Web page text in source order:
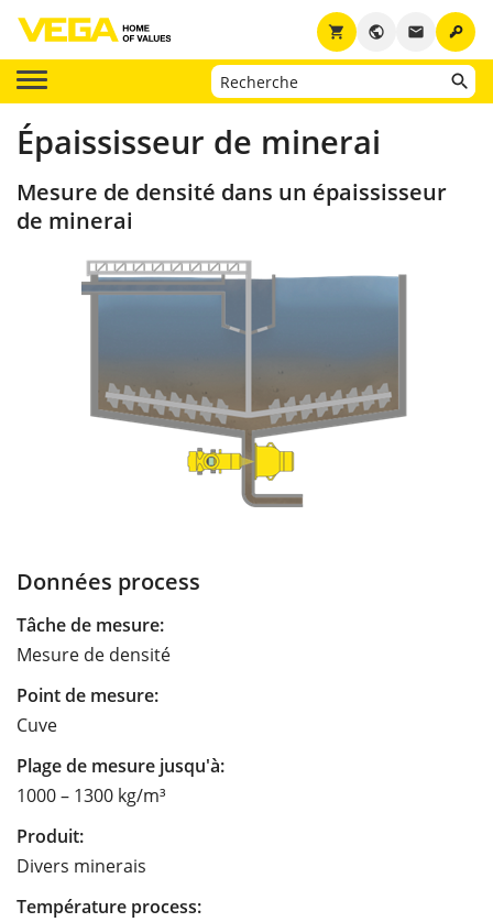
key
email
public
shopping_cart
Épaississeur de minerai
Mesure de densité dans un épaississeur
de minerai
Données process
Tâche de mesure:
Mesure de densité
Point de mesure:
Cuve
Plage de mesure jusqu'à:
1000 – 1300 kg/m³
Produit:
Divers minerais
Température process: